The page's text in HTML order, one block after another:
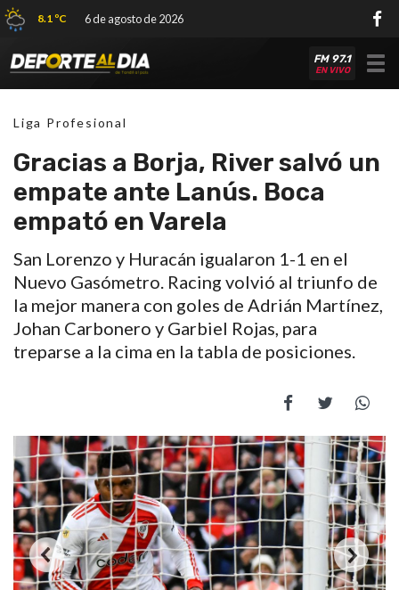
8.1 ºC 6 de agosto de 2026
FM 97.1
EN VIVO
Liga Profesional
Gracias a Borja, River salvó un
empate ante Lanús. Boca
empató en Varela
San Lorenzo y Huracán igualaron 1-1 en el
Nuevo Gasómetro. Racing volvió al triunfo de
la mejor manera con goles de Adrián Martínez,
Johan Carbonero y Garbiel Rojas, para
treparse a la cima en la tabla de posiciones.